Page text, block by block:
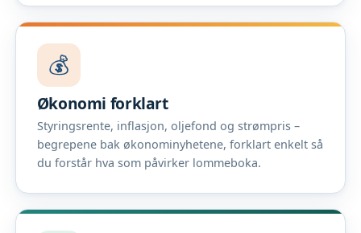
💰
Økonomi forklart
Styringsrente, inflasjon, oljefond og strømpris –
begrepene bak økonominyhetene, forklart enkelt så
du forstår hva som påvirker lommeboka.